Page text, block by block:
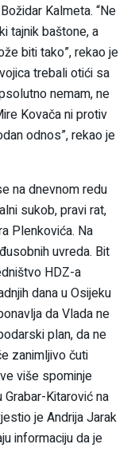
Kalmeta. “Ne
tajnik baštone, a
biti tako”, rekao je
trebali otići sa
nemam, ne
Kovača ni protiv
odnos”, rekao je
na dnevnom redu
sukob, pravi rat,
Plenkovića. Na
uvreda. Bit
HDZ-a
dana u Osijeku
da Vlada ne
plan, da ne
zanimljivo čuti
više spominje
Kitarović na
je Andrija Jarak
informaciju da je